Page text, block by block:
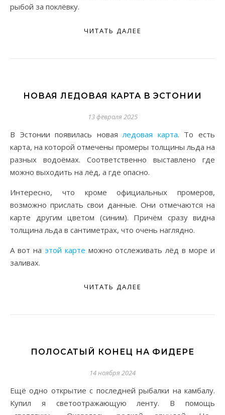
рыбой за поклёвку.
ЧИТАТЬ ДАЛЕЕ
НОВАЯ ЛЕДОВАЯ КАРТА В ЭСТОНИИ
13 февраля 2025
В Эстонии появилась новаяледовая карта. То есть
карта, на которой отмечены промеры толщины льда на
разных водоёмах. Соответственно выставлено где
можно выходить на лёд, а где опасно.
Интересно, что кроме официальных промеров,
возможно прислать свои данные. Они отмечаются на
карте другим цветом (синим). Причём сразу видна
толщина льда в сантиметрах, что очень наглядно.
А вот на этой карте можно отслеживать лёд в море и
заливах.
ЧИТАТЬ ДАЛЕЕ
ПОЛОСАТЫЙ КОНЕЦ НА ФИДЕРЕ
14 ноября 2024
Ещё одно открытие с последней рыбалки на камбалу.
Купил я светоотражающую ленту. В помощь